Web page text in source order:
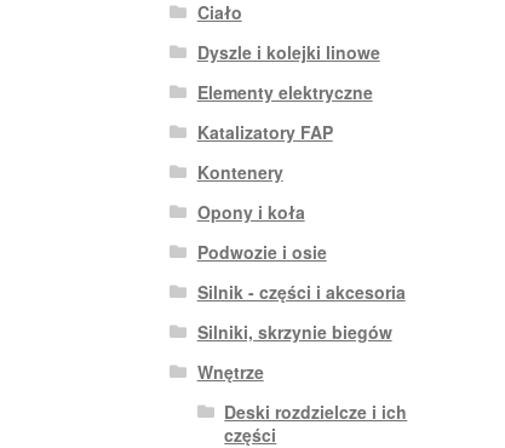
Ciało
Dyszle i kolejki linowe
Elementy elektryczne
Katalizatory FAP
Kontenery
Opony i koła
Podwozie i osie
Silnik - części i akcesoria
Silniki, skrzynie biegów
Wnętrze
Deski rozdzielcze i ich
części